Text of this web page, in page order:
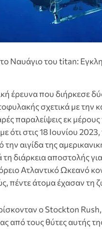
Ναυάγιο του titan:
έρευνα που διήρκεσε
σχετικά με
παραλείψεις εκ μέρους
ότι στις 18 Ιουνίου
αιγίδα της
διάρκεια αποστολής
Ατλαντικό Ωκεανό
πέντε άτομα έχασαν τη
ο Stockton
από τους θύτες αυτής